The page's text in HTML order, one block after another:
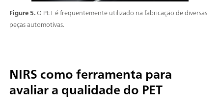
Figure 5.O PET é frequentemente utilizado na fabricação de diversas
peças automotivas.
NIRS como ferramenta para
avaliar a qualidade do PET